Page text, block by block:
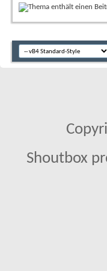
Shoutbox